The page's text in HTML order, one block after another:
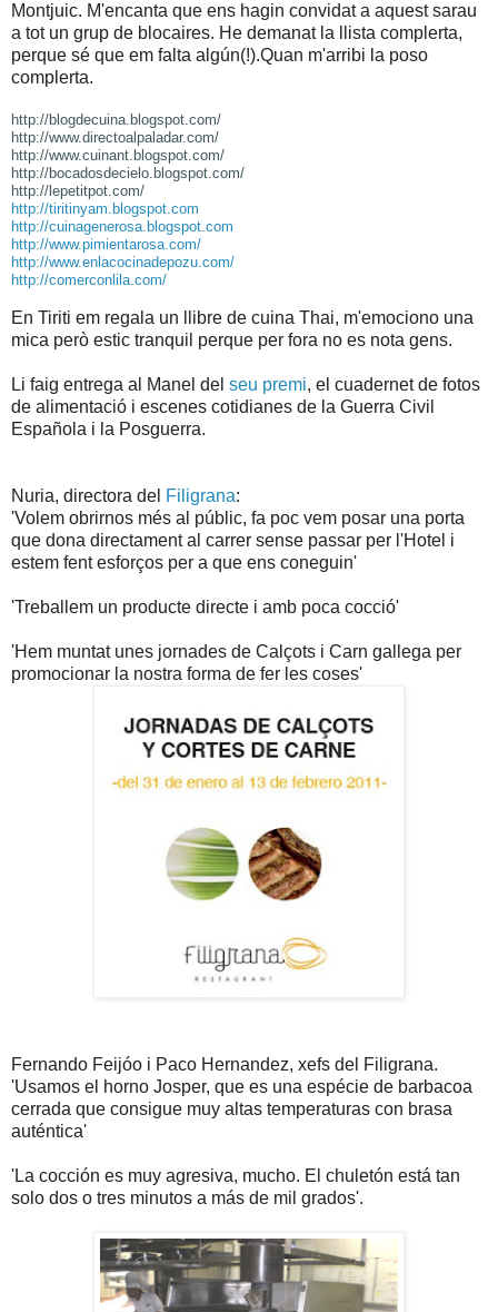
Montjuic. M'encanta que ens hagin convidat a aquest sarau
a tot un grup de blocaires. He demanat la llista complerta,
perque sé que em falta algún(!).Quan m'arribi la poso
complerta.
http://blogdecuina.blogspot.com/
http://www.directoalpaladar.com/
http://www.cuinant.blogspot.com/
http://bocadosdecielo. blogspot.com/
http://lepetitpot.com/
http://tiritinyam.blogspot.com
http://cuinagenerosa.blogspot.com
http://www.pimientarosa.com/
http://www.enlacocinadepozu.com/
http://comerconlila.com/
En Tiriti em regala un llibre de cuina Thai, m'emociono una
mica però estic tranquil perque per fora no es nota gens.
Li faig entrega al Manel del seu premi, el cuadernet de fotos
de alimentació i escenes cotidianes de la Guerra Civil
Española i la Posguerra.
Nuria, directora del Filigrana:
'Volem obrirnos més al públic, fa poc vem posar una porta
que dona directament al carrer sense passar per l'Hotel i
estem fent esforços per a que ens coneguin'
'Treballem un producte directe i amb poca cocció'
'Hem muntat unes jornades de Calçots i Carn gallega per
promocionar la nostra forma de fer les coses'
Fernando Feijóo i Paco Hernandez, xefs del Filigrana.
'Usamos el horno Josper, que es una espécie de barbacoa
cerrada que consigue muy altas temperaturas con brasa
auténtica'
'La cocción es muy agresiva, mucho. El chuletón está tan
solo dos o tres minutos a más de mil grados'.